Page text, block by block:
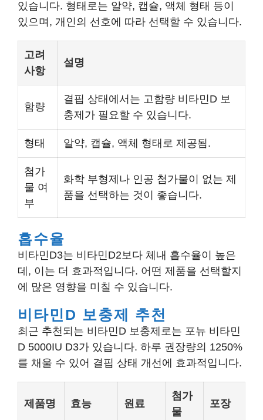
있습니다. 형태로는 알약, 캡슐, 액체 형태 등이
있으며, 개인의 선호에 따라 선택할 수 있습니다.
고려
사항
설명
함량
결핍 상태에서는 고함량 비타민D 보
충제가 필요할 수 있습니다.
형태 알약, 캡슐, 액체 형태로 제공됨.
첨가
물 여
부
화학 부형제나 인공 첨가물이 없는 제
품을 선택하는 것이 좋습니다.
흡수율
비타민D3는 비타민D2보다 체내 흡수율이 높은
데, 이는 더 효과적입니다. 어떤 제품을 선택할지
에 많은 영향을 미칠 수 있습니다.
비타민D 보충제 추천
최근 추천되는 비타민D 보충제로는 포뉴 비타민
D 5000IU D3가 있습니다. 하루 권장량의 1250%
를 채울 수 있어 결핍 상태 개선에 효과적입니다.
제품명 효능 원료
첨가
물
포장